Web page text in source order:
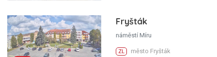
Fryšták
náměstí Míru
ZL město Fryšták